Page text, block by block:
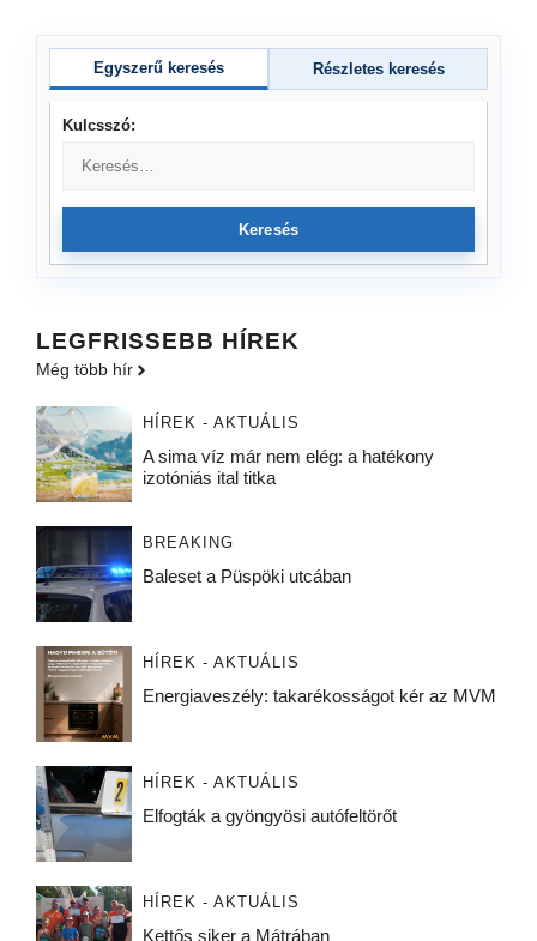
Egyszerű keresés Részletes keresés
Kulcsszó:
Keresés
LEGFRISSEBB HÍREK
Még több hír
HÍREK - AKTUÁLIS
A sima víz már nem elég: a hatékony
izotóniás ital titka
BREAKING
Baleset a Püspöki utcában
HÍREK - AKTUÁLIS
Energiaveszély: takarékosságot kér az MVM
HÍREK - AKTUÁLIS
Elfogták a gyöngyösi autófeltörőt
HÍREK - AKTUÁLIS
Kettős siker a Mátrában